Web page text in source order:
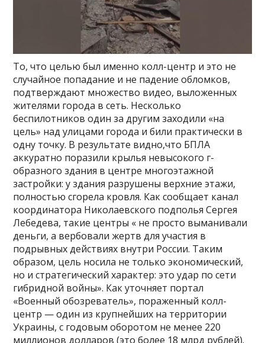
То, что целью был именно колл-центр и это не
случайное попадание и не падение обломков,
подтверждают множество видео, выложенных
жителями города в сеть. Несколько
беспилотников один за другим заходили «на
цель» над улицами города и били практически в
одну точку. В результате видно,что БПЛА
аккуратно поразили крылья невысокого г-
образного здания в центре многоэтажной
застройки: у здания разрушены верхние этажи,
полностью сгорела кровля. Как сообщает канал
координатора Николаевского подполья Сергея
Лебедева, такие центры « не просто выманивали
деньги, а вербовали жертв для участия в
подрывных действиях внутри России. Таким
образом, цель носила не только экономический,
но и стратегический характер: это удар по сети
гибридной войны». Как уточняет портал
«Военный обозреватель», пораженный колл-
центр — один из крупнейших на территории
Украины, с годовым оборотом не менее 220
миллионов долларов (это более 18 млрд рублей).